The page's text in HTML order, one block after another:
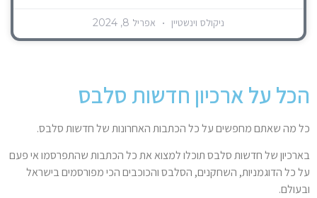
ניקולס וינשטיין אפריל 8, 2024
הכל על ארכיון חדשות סלבס
כל מה שאתם מחפשים על כל הכתבות האחרונות של חדשות סלבס.
בארכיון של חדשות סלבס תוכלו למצוא את כל הכתבות שהתפרסמו אי פעם
על כל הדוגמניות, השחקנים, הסלבס והכוכבים הכי מפורסמים בישראל
ובעולם.